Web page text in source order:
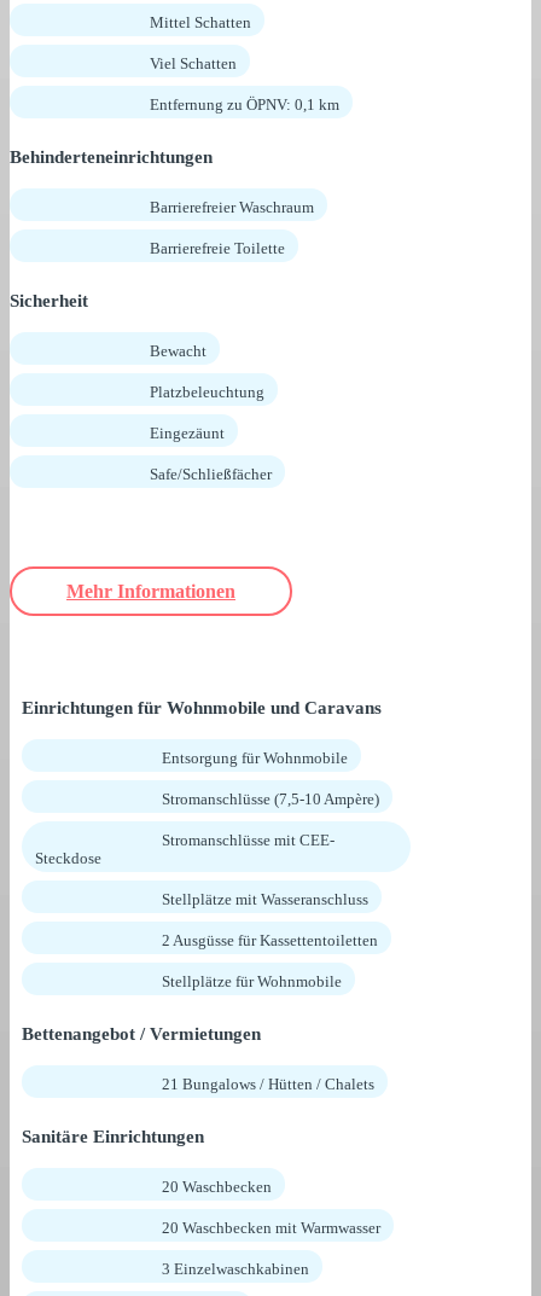
Mittel Schatten
Viel Schatten
Entfernung zu ÖPNV: 0,1 km
Behinderteneinrichtungen
Barrierefreier Waschraum
Barrierefreie Toilette
Sicherheit
Bewacht
Platzbeleuchtung
Eingezäunt
Safe/Schließfächer
Mehr Informationen
Einrichtungen für Wohnmobile und Caravans
Entsorgung für Wohnmobile
Stromanschlüsse (7,5-10 Ampère)
Stromanschlüsse mit CEE-
Steckdose
Stellplätze mit Wasseranschluss
2 Ausgüsse für Kassettentoiletten
Stellplätze für Wohnmobile
Bettenangebot / Vermietungen
21 Bungalows / Hütten / Chalets
Sanitäre Einrichtungen
20 Waschbecken
20 Waschbecken mit Warmwasser
3 Einzelwaschkabinen